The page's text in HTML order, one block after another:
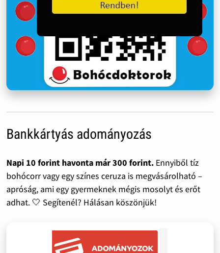
Bankkártyás adományozás
Napi 10 forint havonta már 300 forint.Ennyiből tíz
bohócorr vagy egy színes ceruza is megvásárolható –
apróság, ami egy gyermeknek mégis mosolyt és erőt
adhat. 🤍 Segítenél? Hálásan köszönjük!